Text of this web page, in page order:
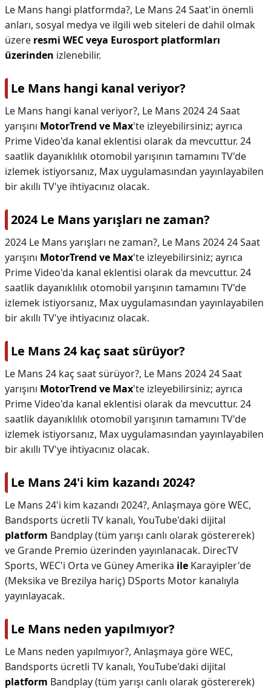
Le Mans hangi platformda?, Le Mans 24 Saat'in önemli
anları, sosyal medya ve ilgili web siteleri de dahil olmak
üzere resmi WEC veya Eurosport platformları
üzerinden izlenebilir.
Le Mans hangi kanal veriyor?
Le Mans hangi kanal veriyor?, Le Mans 2024 24 Saat
yarışını MotorTrend ve Max'te izleyebilirsiniz; ayrıca
Prime Video'da kanal eklentisi olarak da mevcuttur. 24
saatlik dayanıklılık otomobil yarışının tamamını TV'de
izlemek istiyorsanız, Max uygulamasından yayınlayabilen
bir akıllı TV'ye ihtiyacınız olacak.
2024 Le Mans yarışları ne zaman?
2024 Le Mans yarışları ne zaman?, Le Mans 2024 24 Saat
yarışını MotorTrend ve Max'te izleyebilirsiniz; ayrıca
Prime Video'da kanal eklentisi olarak da mevcuttur. 24
saatlik dayanıklılık otomobil yarışının tamamını TV'de
izlemek istiyorsanız, Max uygulamasından yayınlayabilen
bir akıllı TV'ye ihtiyacınız olacak.
Le Mans 24 kaç saat sürüyor?
Le Mans 24 kaç saat sürüyor?, Le Mans 2024 24 Saat
yarışını MotorTrend ve Max'te izleyebilirsiniz; ayrıca
Prime Video'da kanal eklentisi olarak da mevcuttur. 24
saatlik dayanıklılık otomobil yarışının tamamını TV'de
izlemek istiyorsanız, Max uygulamasından yayınlayabilen
bir akıllı TV'ye ihtiyacınız olacak.
Le Mans 24'i kim kazandı 2024?
Le Mans 24'i kim kazandı 2024?, Anlaşmaya göre WEC,
Bandsports ücretli TV kanalı, YouTube'daki dijital
platform Bandplay (tüm yarışı canlı olarak göstererek)
ve Grande Premio üzerinden yayınlanacak. DirecTV
Sports, WEC'i Orta ve Güney Amerika ile Karayipler'de
(Meksika ve Brezilya hariç) DSports Motor kanalıyla
yayınlayacak.
Le Mans neden yapılmıyor?
Le Mans neden yapılmıyor?, Anlaşmaya göre WEC,
Bandsports ücretli TV kanalı, YouTube'daki dijital
platform Bandplay (tüm yarışı canlı olarak göstererek)